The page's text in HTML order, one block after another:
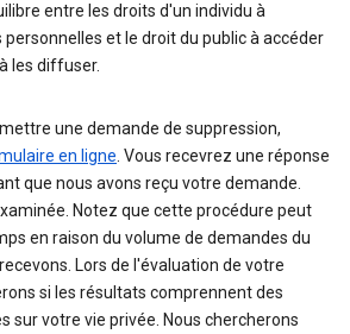
entre les droits d'un individu à
et le droit du public à accéder
les diffuser.
une demande de suppression,
en ligne . Vous recevrez une réponse
que nous avons reçu votre demande.
Notez que cette procédure peut
en raison du volume de demandes du
Lors de l'évaluation de votre
si les résultats comprennent des
sur votre vie privée. Nous chercherons